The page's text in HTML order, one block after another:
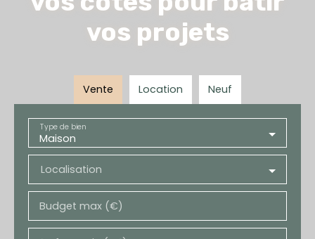
vos projets
Vente Location Neuf
Maison
Type de bien
Localisation
Budget max (€)